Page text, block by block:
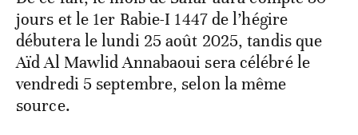
jours et le 1er Rabie-I 1447 de l’hégire
débutera le lundi 25 août 2025, tandis que
Aïd Al Mawlid Annabaoui sera célébré le
vendredi 5 septembre, selon la même
source.